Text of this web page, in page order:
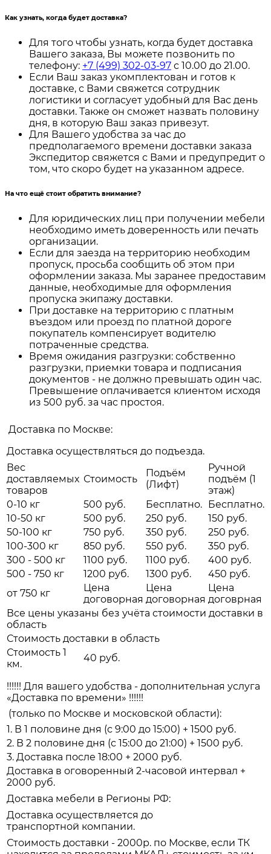
Как узнать, когда будет доставка?
Для того чтобы узнать, когда будет доставка
Вашего заказа, Вы можете позвонить по
телефону: +7 (499) 302-03-97 с 10.00 до 21.00.
Если Ваш заказ укомплектован и готов к
доставке, с Вами свяжется сотрудник
логистики и согласует удобный для Вас день
доставки. Также он сможет назвать половину
дня, в которую Ваш заказ привезут.
Для Вашего удобства за час до
предполагаемого времени доставки заказа
Экспедитор свяжется с Вами и предупредит о
том, что скоро будет на указанном адресе.
На что ещё стоит обратить внимание?
Для юридических лиц при получении мебели
необходимо иметь доверенность или печать
организации.
Если для заезда на территорию необходим
пропуск, просьба сообщить об этом при
оформлении заказа. Мы заранее предоставим
данные, необходимые для оформления
пропуска экипажу доставки.
При доставке на территорию с платным
въездом или проезд по платной дороге
покупатель компенсирует водителю
потраченные средства.
Время ожидания разгрузки: собственно
разгрузки, приемки товара и подписания
документов - не должно превышать один час.
Превышение оплачивается клиентом исходя
из 500 руб. за час простоя.
Доставка по Москве:
Доставка осуществляться до подъезда.
Вес
доставляемых
товаров
Стоимость
Подъём
(Лифт)
Ручной
подъём (1
этаж)
0-10 кг
500 руб. Бесплатно. Бесплатно.
10-50 кг
500 руб. 250 руб.
150 руб.
50-100 кг
750 руб. 350 руб.
250 руб.
100-300 кг
850 руб. 550 руб.
350 руб.
300 - 500 кг
1100 руб. 1100 руб.
400 руб.
500 - 750 кг
1200 руб. 1300 руб.
450 руб.
от 750 кг
Цена
договорная
Цена
договорная
Цена
договрная
Все цены указаны без учёта стоимости доставки в
область
Стоимость доставки в область
Стоимость 1
км.
40 руб.
!!!!!! Для вашего удобства - дополнительная услуга
«Доставка по времени» !!!!!!
(только по Москве и московской области):
1. В 1 половине дня (с 9:00 до 15:00) + 1500 руб.
2. В 2 половине дня (с 15:00 до 21:00) + 1500 руб.
3. Доставка после 18:00 + 2000 руб.
Доставка в оговоренный 2-часовой интервал +
2000 руб.
Доставка мебели в Регионы РФ:
Доставка осуществляется до
транспортной компании.
Стоимость доставки - 2000р. по Москве, если ТК